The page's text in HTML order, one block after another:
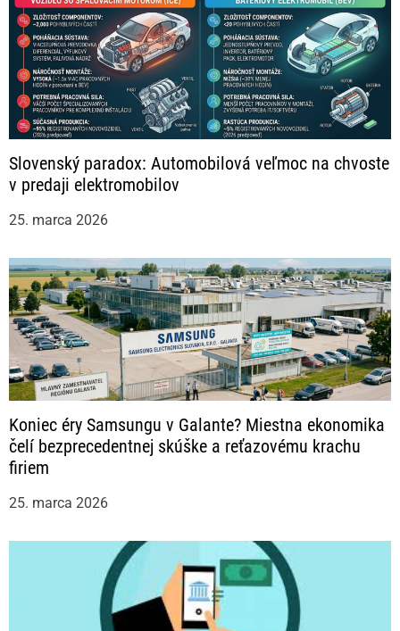
Slovenský paradox: Automobilová veľmoc na chvoste
v predaji elektromobilov
25. marca 2026
Koniec éry Samsungu v Galante? Miestna ekonomika
čelí bezprecedentnej skúške a reťazovému krachu
firiem
25. marca 2026